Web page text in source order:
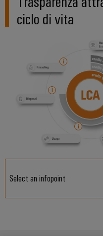
ciclo di vita
Select an infopoint
Estrazione e lavorazione delle